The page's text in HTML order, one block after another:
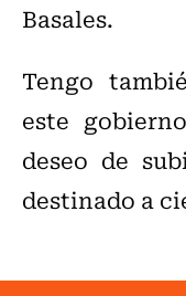
Basales.
Tengo
este
deseo de
destinado a